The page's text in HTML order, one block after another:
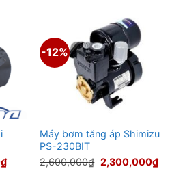
₫Giá
hiện
-12%
Máy bơm tăng áp Shimizu
PS-230BIT
2,600,000₫ Giá
gốc
2,300,000₫Giá
hiện